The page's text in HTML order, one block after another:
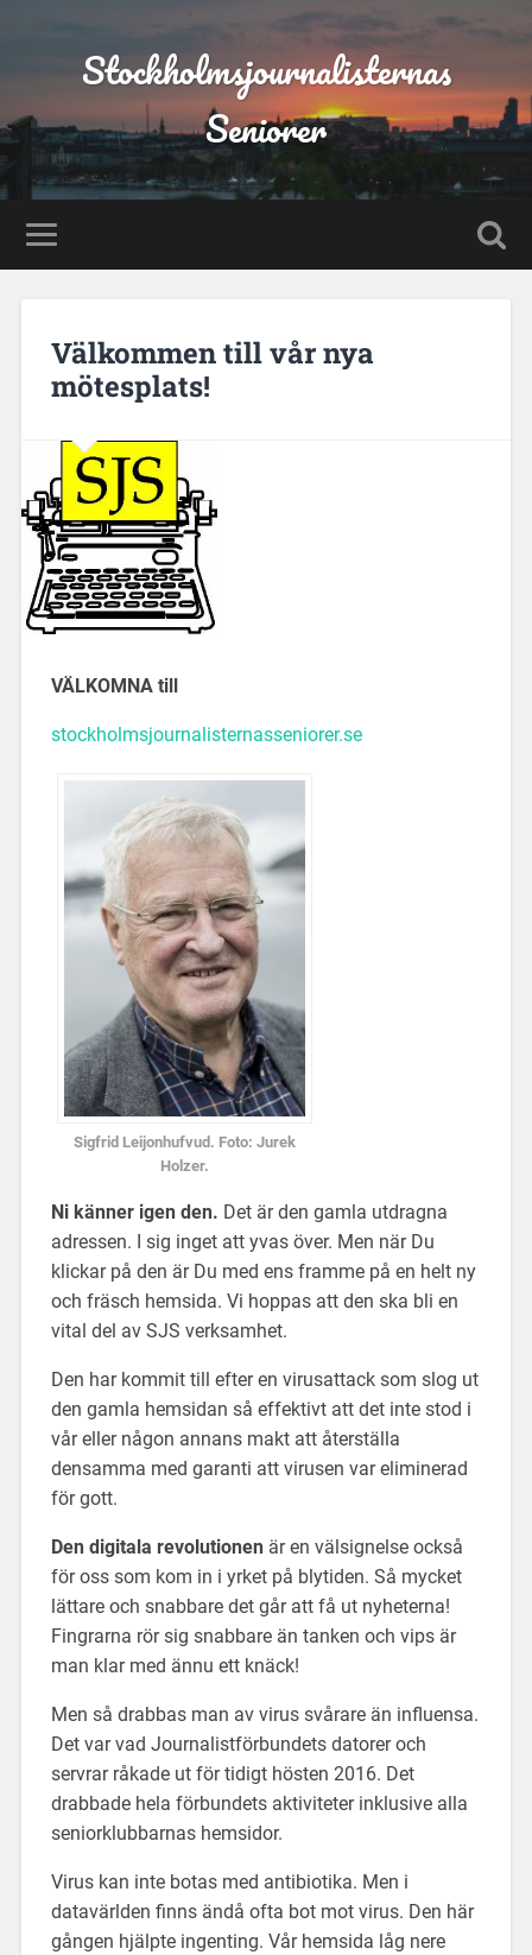
Stockholmsjournalisternas
Seniorer
Välkommen till vår nya
mötesplats!
VÄLKOMNA till
stockholmsjournalisternasseniorer.se
Sigfrid Leijonhufvud. Foto: Jurek
Holzer.
Ni känner igen den. Det är den gamla utdragna
adressen. I sig inget att yvas över. Men när Du
klickar på den är Du med ens framme på en helt ny
och fräsch hemsida. Vi hoppas att den ska bli en
vital del av SJS verksamhet.
Den har kommit till efter en virusattack som slog ut
den gamla hemsidan så effektivt att det inte stod i
vår eller någon annans makt att återställa
densamma med garanti att virusen var eliminerad
för gott.
Den digitala revolutionenär en välsignelse också
för oss som kom in i yrket på blytiden. Så mycket
lättare och snabbare det går att få ut nyheterna!
Fingrarna rör sig snabbare än tanken och vips är
man klar med ännu ett knäck!
Men så drabbas man av virus svårare än influensa.
Det var vad Journalistförbundets datorer och
servrar råkade ut för tidigt hösten 2016. Det
drabbade hela förbundets aktiviteter inklusive alla
seniorklubbarnas hemsidor.
Virus kan inte botas med antibiotika. Men i
datavärlden finns ändå ofta bot mot virus. Den här
gången hjälpte ingenting. Vår hemsida låg nere